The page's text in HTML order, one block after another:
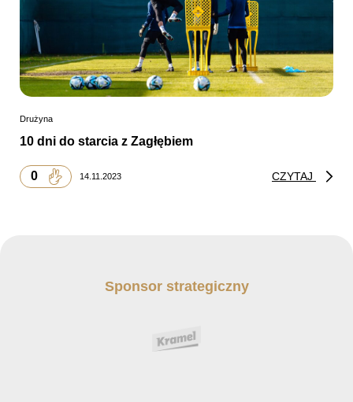
Drużyna
10 dni do starcia z Zagłębiem
0 14.11.2023 CZYTAJ
Sponsor strategiczny